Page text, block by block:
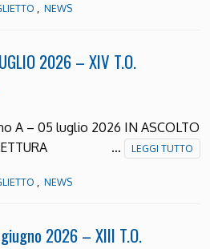
NEWS
2026 – XIV T.O.
A – 05 luglio 2026 IN ASCOLTO
LETTURA …
LEGGI TUTTO
NEWS
2026 – XIII T.O.